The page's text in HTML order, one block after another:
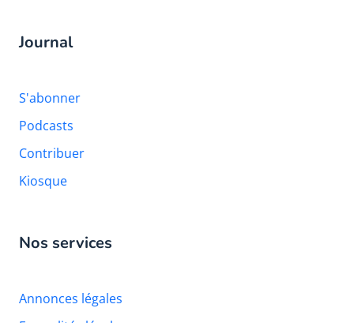
Journal
S'abonner
Podcasts
Contribuer
Kiosque
Nos services
Annonces légales